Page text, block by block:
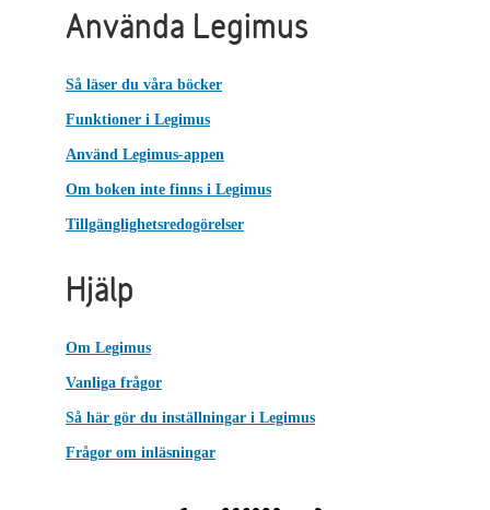
Använda Legimus
Så läser du våra böcker
Funktioner i Legimus
Använd Legimus-appen
Om boken inte finns i Legimus
Tillgänglighetsredogörelser
Hjälp
Om Legimus
Vanliga frågor
Så här gör du inställningar i Legimus
Frågor om inläsningar